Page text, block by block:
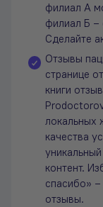
филиал А
филиал Б –
Сделайте
Отзывы
странице
книги
локальных
качества
контент.
спасибо»
отзывы.